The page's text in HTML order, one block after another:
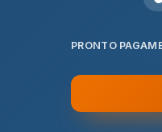
PRONTO